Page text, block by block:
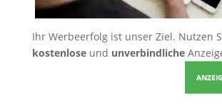
Ihr Werbeerfolg ist unser Ziel. Nutzen
kostenloseund unverbindliche